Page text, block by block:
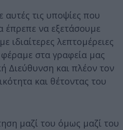
αυτές τις υποψίες που
έπρεπε να εξετάσουμε
ιδιαίτερες λεπτομέρειες
στα γραφεία μας
Διεύθυνση και πλέον τον
και θέτοντας του
μαζί του όμως μαζί του